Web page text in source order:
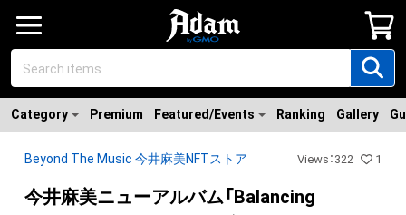
Category Premium Featured/Events Ranking Gallery
Beyond The Music 今井麻美NFTストア Views ： 322 1
今井麻美ニューアルバム「Balancing